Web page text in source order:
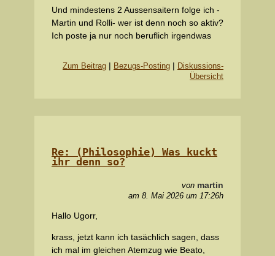
Und mindestens 2 Aussensaitern folge ich -
Martin und Rolli- wer ist denn noch so aktiv?
Ich poste ja nur noch beruflich irgendwas
Zum Beitrag | Bezugs-Posting | Diskussions-
Übersicht
Re: (Philosophie) Was kuckt
ihr denn so?
von martin
am 8. Mai 2026 um 17:26h
Hallo Ugorr,
krass, jetzt kann ich tasächlich sagen, dass
ich mal im gleichen Atemzug wie Beato,